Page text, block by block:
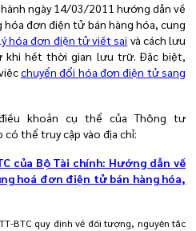
ngày 14/03/2011 hướng dẫn về
đơn điện tử bán hàng hóa, cung
hóa đơn điện tử viết sai và cách lưu
hết thời gian lưu trữ. Đặc biệt,
chuyển đổi hóa đơn điện tử sang
khoản cụ thể củaThông tư
có thể truy cập vào địa chỉ:
của Bộ Tài chính: Hướng dẫn về
hoá đơn điện tử bán hàng hóa,
BTC quy định về đối tượng, nguyên tắc